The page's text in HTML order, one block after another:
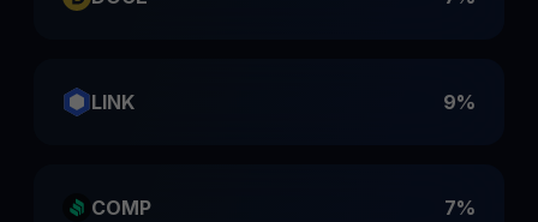
LINK 9%
COMP 7%